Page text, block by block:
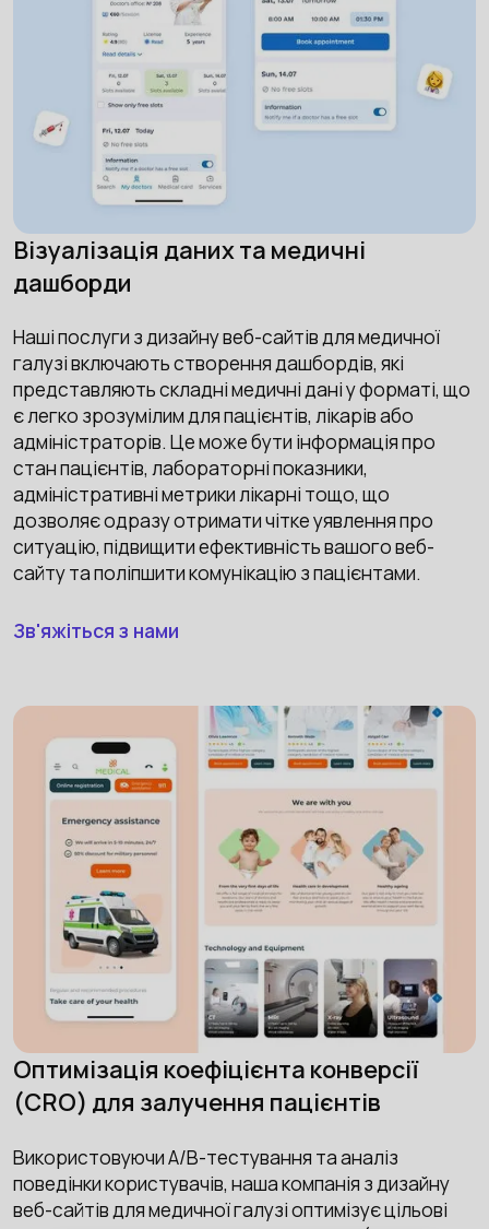
Візуалізація даних та медичні
дашборди
Наші послуги з дизайну веб-сайтів для медичної
галузі включають створення дашбордів, які
представляють складні медичні дані у форматі, що
є легко зрозумілим для пацієнтів, лікарів або
адміністраторів. Це може бути інформація про
стан пацієнтів, лабораторні показники,
адміністративні метрики лікарні тощо, що
дозволяє одразу отримати чітке уявлення про
ситуацію, підвищити ефективність вашого веб-
сайту та поліпшити комунікацію з пацієнтами.
Зв'яжіться з нами
Оптимізація коефіцієнта конверсії
(CRO) для залучення пацієнтів
Використовуючи A/B-тестування та аналіз
поведінки користувачів, наша компанія з дизайну
веб-сайтів для медичної галузі оптимізує цільові